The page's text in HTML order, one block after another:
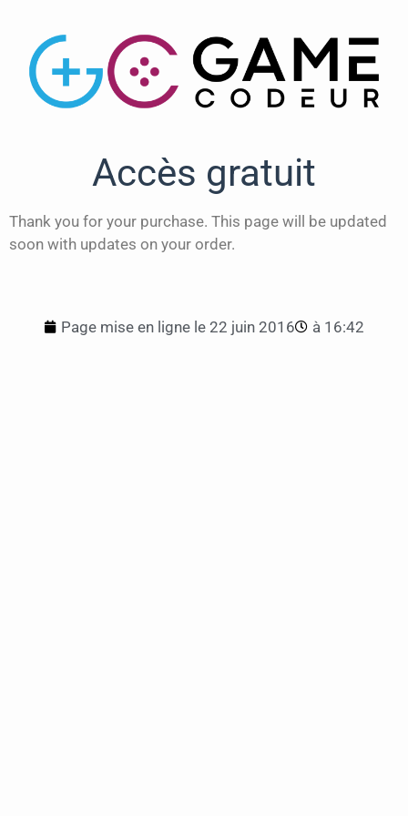
Accès gratuit
Thank you for your purchase. This page will be updated
soon with updates on your order.
Page mise en ligne le 22 juin 2016 à 16:42